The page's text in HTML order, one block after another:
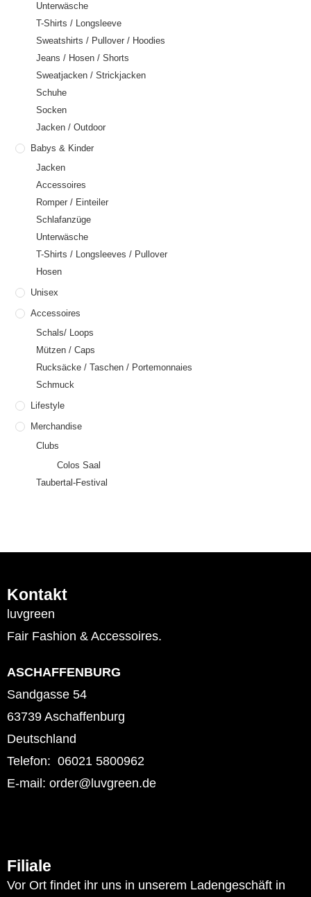
Unterwäsche
T-Shirts / Longsleeve
Sweatshirts / Pullover / Hoodies
Jeans / Hosen / Shorts
Sweatjacken / Strickjacken
Schuhe
Socken
Jacken / Outdoor
Babys & Kinder
Jacken
Accessoires
Romper / Einteiler
Schlafanzüge
Unterwäsche
T-Shirts / Longsleeves / Pullover
Hosen
Unisex
Accessoires
Schals/ Loops
Mützen / Caps
Rucksäcke / Taschen / Portemonnaies
Schmuck
Lifestyle
Merchandise
Clubs
Colos Saal
Taubertal-Festival
Kontakt
luvgreen
Fair Fashion & Accessoires.
ASCHAFFENBURG
Sandgasse 54
63739 Aschaffenburg
Deutschland
Telefon: 06021 5800962
E-mail: order@luvgreen.de
Filiale
Vor Ort findet ihr uns in unserem Ladengeschäft in